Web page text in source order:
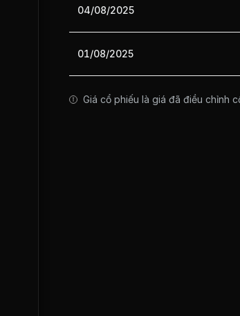
04/08/2025
01/08/2025
Giá cổ phiếu là giá đã điều chỉnh